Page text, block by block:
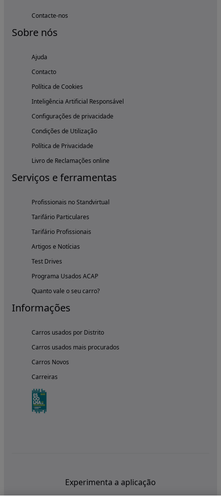
Contacte-nos
Sobre nós
Ajuda
Contacto
Política de Cookies
Inteligência Artificial Responsável
Configurações de privacidade
Condições de Utilização
Política de Privacidade
Livro de Reclamações online
Serviços e ferramentas
Profissionais no Standvirtual
Tarifário Particulares
Tarifário Profissionais
Artigos e Notícias
Test Drives
Programa Usados ACAP
Quanto vale o seu carro?
Informações
Carros usados por Distrito
Carros usados mais procurados
Carros Novos
Carreiras
Experimenta a aplicação